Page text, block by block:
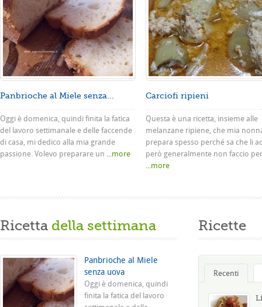
Panbrioche al Miele senza...
Oggi è domenica, quindi finita la fatica
del lavoro settimanale e delle faccende
di casa, mi dedico alla mia grande
passione. Volevo preparare un ...more
Carciofi ripieni
Questa è una ricetta, insieme alle
melanzane ripiene, che mia
prepara spesso perché sa che li
però generalmente non faccio
...more
Ricetta della settimana
Panbrioche al Miele
senza uova
Oggi è domenica, quindi
finita la fatica del lavoro
Ricette
Recenti